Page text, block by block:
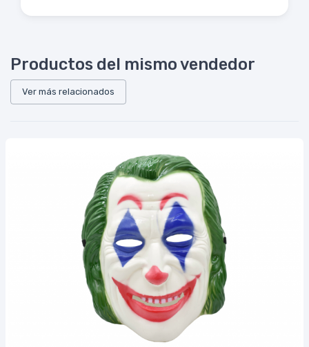
Productos del mismo vendedor
Ver más relacionados